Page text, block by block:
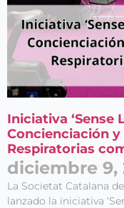
Iniciativa ‘Sense
Concienciación
Respiratorias
diciembre 9,
La Societat Catalana
lanzado la iniciativa